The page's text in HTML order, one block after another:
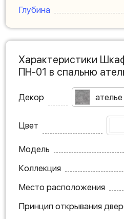
Глубина
Характеристики
ПН-01 в спальню
Декор
Цвет
Модель
Коллекция
Место расположения
Принцип открывания